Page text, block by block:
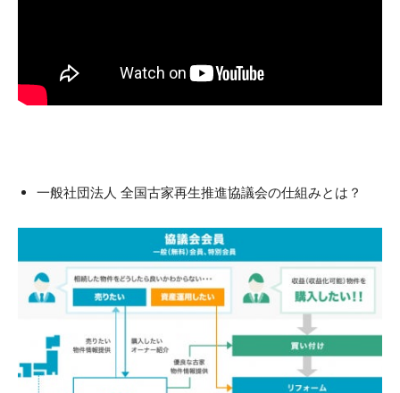
一般社団法人 全国古家再生推進協議会の仕組みとは？